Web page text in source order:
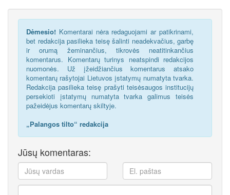
Dėmesio! Komentarai nėra redaguojami ar patikrinami,
bet redakcija pasilieka teisę šalinti neadekvačius, garbę
ir orumą žeminančius, tikrovės neatitinkančius
komentarus. Komentarų turinys neatspindi redakcijos
nuomonės. Už įžeidžiančius komentarus atsako
komentarų rašytojai Lietuvos įstatymų numatyta tvarka.
Redakcija pasilieka teisę prašyti teisėsaugos institucijų
persekioti įstatymų numatyta tvarka galimus teisės
pažeidėjus komentarų skiltyje.
„Palangos tilto“ redakcija
Jūsų komentaras: